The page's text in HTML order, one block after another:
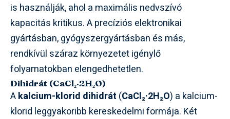
is használják, ahol a maximális nedvszívó
kapacitás kritikus. A precíziós elektronikai
gyártásban, gyógyszergyártásban és más,
rendkívül száraz környezetet igénylő
folyamatokban elengedhetetlen.
Dihidrát (CaCl₂·2H₂O)
Akalcium-klorid dihidrát (CaCl₂·2H₂O) a kalcium-
klorid leggyakoribb kereskedelmi formája. Két